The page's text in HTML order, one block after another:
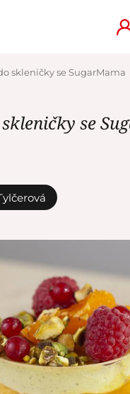
skleničky se SugarMama
se